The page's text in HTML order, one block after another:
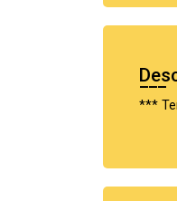
***